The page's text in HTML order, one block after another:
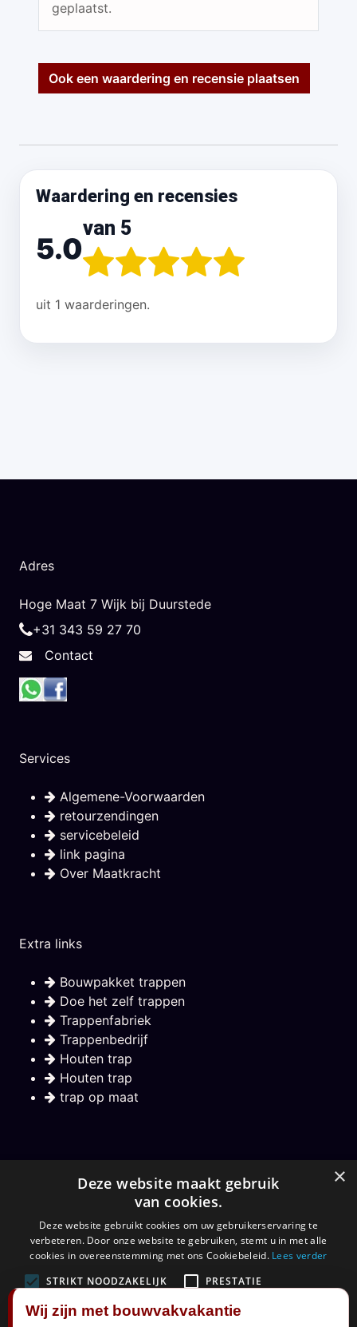
geplaatst.
Ook een waardering en recensie plaatsen
Waardering en recensies
5.0
van 5
uit 1 waarderingen.
Adres
Hoge Maat 7 Wijk bij Duurstede
+31 343 59 27 70
Contact
Services
Algemene-Voorwaarden
retourzendingen
servicebeleid
link pagina
Over Maatkracht
Extra links
Bouwpakket trappen
Doe het zelf trappen
Trappenfabriek
Trappenbedrijf
Houten trap
Houten trap
trap op maat
Hou mij op de hoogte over nieuwe trappen
Aanmelden
Wij zijn met bouwvakvakantie
×
Deze website maakt gebruik
van cookies.
Deze website gebruikt cookies om uw gebruikerservaring te
verbeteren. Door onze website te gebruiken, stemt u in met alle
cookies in overeenstemming met ons Cookiebeleid. Lees verder
STRIKT NOODZAKELIJK
PRESTATIE
TARGETING FUNCTIONEEL